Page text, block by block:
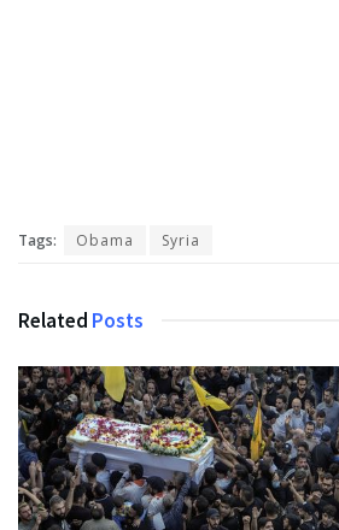
Tags: Obama Syria
Related Posts